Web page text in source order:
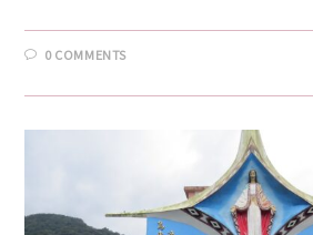
0 COMMENTS